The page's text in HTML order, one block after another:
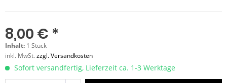
8,00 € *
Inhalt: 1 Stück
inkl. MwSt.zzgl. Versandkosten
Sofort versandfertig, Lieferzeit ca. 1-3 Werktage